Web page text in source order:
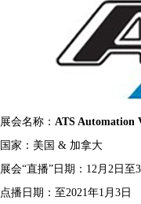
展会名称： ATS Automation
国家：美国 & 加拿大
展会“直播”日期：12月2日至
点播日期：至2021年1月3日